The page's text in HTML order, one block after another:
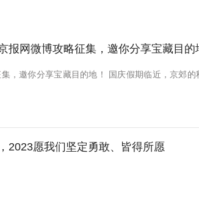
报网微博攻略征集，邀你分享宝藏目的
，邀你分享宝藏目的地！ 国庆假期临近，京郊的
2023愿我们坚定勇敢、皆得所愿